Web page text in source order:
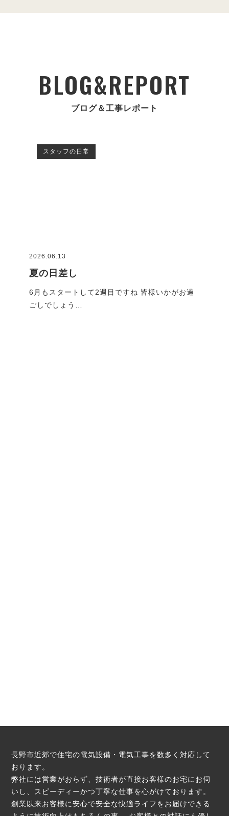
BLOG&REPORT
ブログ＆工事レポート
スタッフの日常
2026.06.13
夏の日差し
6月もスタートして2週目ですね 皆様いかがお過
ごしでしょう…
長野市近郊で住宅の電気設備・電気工事を数多く対応して
おります。
弊社には営業がおらず、技術者が直接お客様のお宅にお伺
いし、スピーディーかつ丁寧な仕事を心がけております。
創業以来お客様に安心で安全な快適ライフをお届けできる